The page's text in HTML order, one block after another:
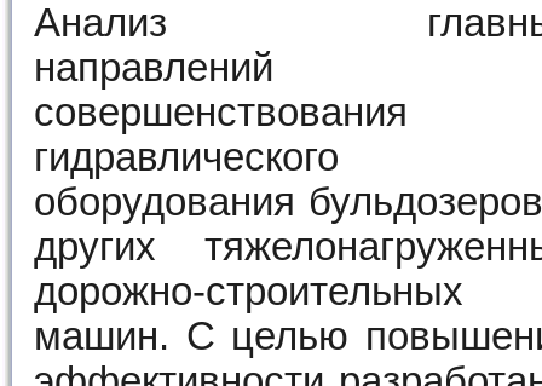
Анализ
направлений
совершенствования
гидравлического
оборудования
других
дорожно-строительных
машин. С целью